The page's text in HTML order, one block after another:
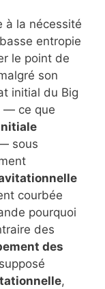
à la nécessité
entropie
le point de
son
initial du Big
— ce que
sous
courbée
pourquoi
des
des
,